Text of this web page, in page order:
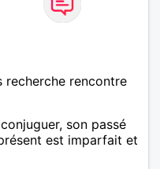
recherche rencontre
son passé
est imparfait et